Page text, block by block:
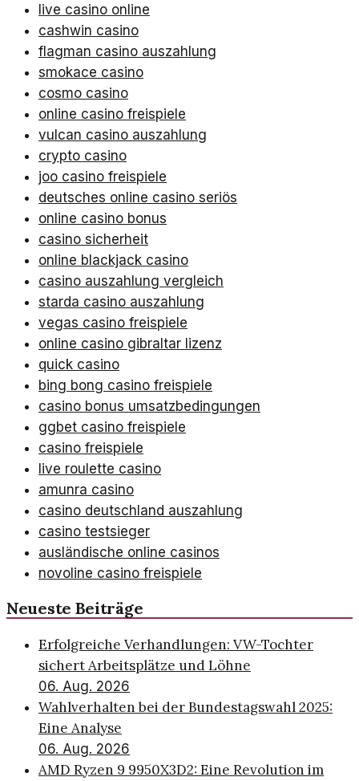
live casino online
cashwin casino
flagman casino auszahlung
smokace casino
cosmo casino
online casino freispiele
vulcan casino auszahlung
crypto casino
joo casino freispiele
deutsches online casino seriös
online casino bonus
casino sicherheit
online blackjack casino
casino auszahlung vergleich
starda casino auszahlung
vegas casino freispiele
online casino gibraltar lizenz
quick casino
bing bong casino freispiele
casino bonus umsatzbedingungen
ggbet casino freispiele
casino freispiele
live roulette casino
amunra casino
casino deutschland auszahlung
casino testsieger
ausländische online casinos
novoline casino freispiele
Neueste Beiträge
Erfolgreiche Verhandlungen: VW-Tochter
sichert Arbeitsplätze und Löhne
06. Aug. 2026
Wahlverhalten bei der Bundestagswahl 2025:
Eine Analyse
06. Aug. 2026
AMD Ryzen 9 9950X3D2: Eine Revolution im